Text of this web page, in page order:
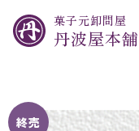
菓子元卸問屋
丹波屋本舗
終売